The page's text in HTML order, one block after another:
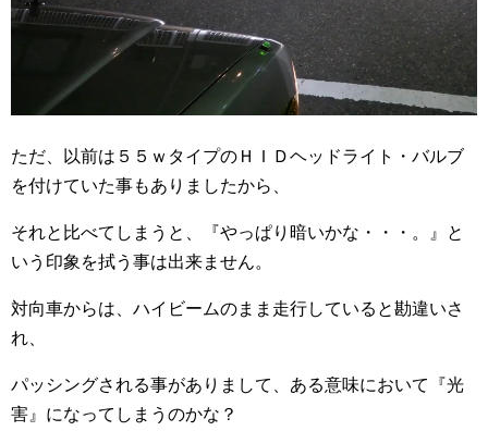
ただ、以前は５５ｗタイプのＨＩＤヘッドライト・バルブ
を付けていた事もありましたから、
それと比べてしまうと、『やっぱり暗いかな・・・。』と
いう印象を拭う事は出来ません。
対向車からは、ハイビームのまま走行していると勘違いさ
れ、
パッシングされる事がありまして、ある意味において『光
害』になってしまうのかな？